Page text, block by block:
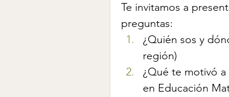
Te invitamos a
preguntas:
¿Quién sos y
región)
¿Qué te motivó
en Educación